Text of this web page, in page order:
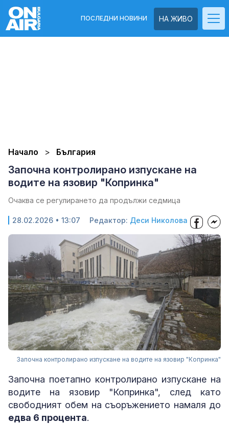
НА ЖИВО
ПОСЛЕДНИ НОВИНИ
Начало България
Започна контролирано изпускане на
водите на язовир "Копринка"
Очаква се регулирането да продължи седмица
28.02.2026 • 13:07 Редактор: Деси Николова
Започна контролирано изпускане на водите на язовир "Копринка"
Започна поетапно контролирано изпускане на
водите на язовир "Копринка", след като
свободният обем на съоръжението намаля до
едва 6 процента.